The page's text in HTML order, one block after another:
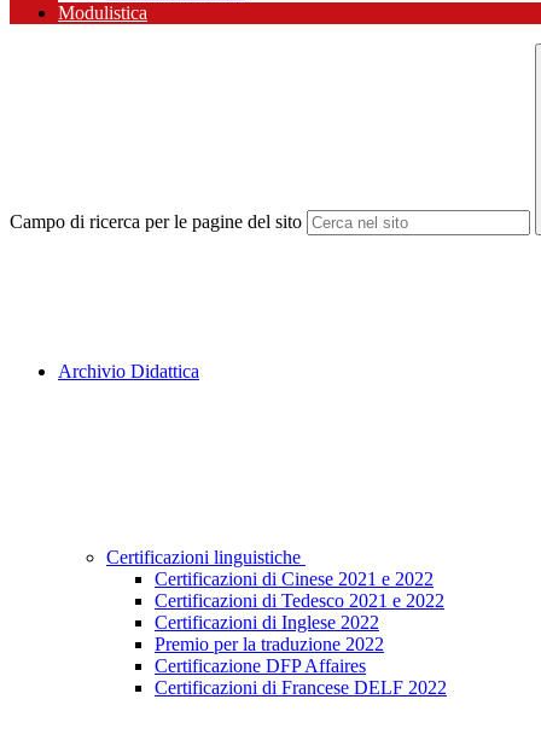
Modulistica
Campo di ricerca per le pagine del sito
Archivio Didattica
Certificazioni linguistiche
Certificazioni di Cinese 2021 e 2022
Certificazioni di Tedesco 2021 e 2022
Certificazioni di Inglese 2022
Premio per la traduzione 2022
Certificazione DFP Affaires
Certificazioni di Francese DELF 2022